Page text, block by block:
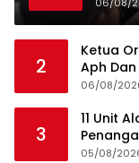
06/08/
2
Ketua
Aph
Angkut
06/08/
3
11 Unit
05/08/